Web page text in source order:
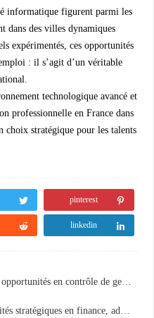
informatique figurent parmi les
dans des villes dynamiques
expérimentés, ces opportunités
: il s’agit d’un véritable
technologique avancé et
professionnelle en France dans
choix stratégique pour les talents
pinterest
linkedin